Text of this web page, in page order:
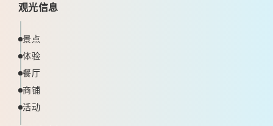
观光信息
景点
体验
餐厅
商铺
活动